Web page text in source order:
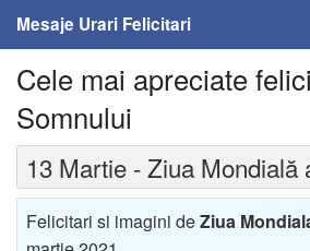
Mesaje Urari Felicitari
Home
Mesaje
Felicitari
Felicitari cu nume
Cele mai apreciate
Somnului
13 Martie - Ziua Mondială
Felicitari si imagini deZiua